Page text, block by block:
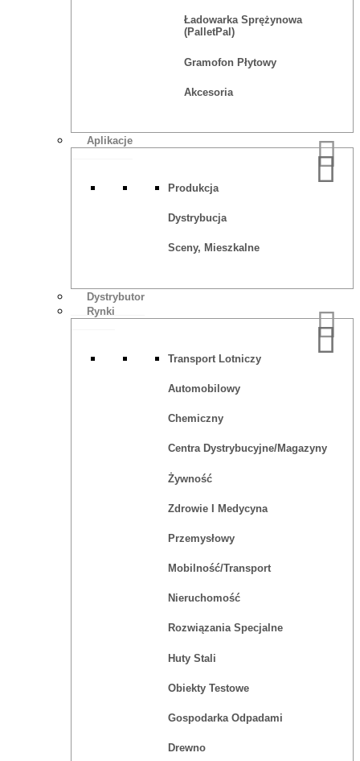
Ładowarka Sprężynowa
(PalletPal)
Gramofon Płytowy
Akcesoria
Aplikacje
Produkcja
Dystrybucja
Sceny, Mieszkalne
Dystrybutor
Rynki
Transport Lotniczy
Automobilowy
Chemiczny
Centra Dystrybucyjne/magazyny
Żywność
Zdrowie I Medycyna
Przemysłowy
Mobilność/Transport
Nieruchomość
Rozwiązania Specjalne
Huty Stali
Obiekty Testowe
Gospodarka Odpadami
Drewno